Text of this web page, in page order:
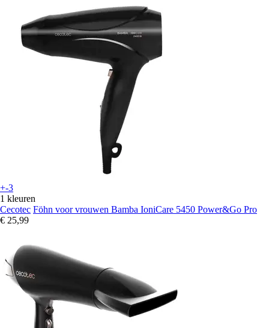
+-3
1 kleuren
Cecotec Föhn voor vrouwen Bamba IoniCare 5450 Power&Go Pro
€ 25,99